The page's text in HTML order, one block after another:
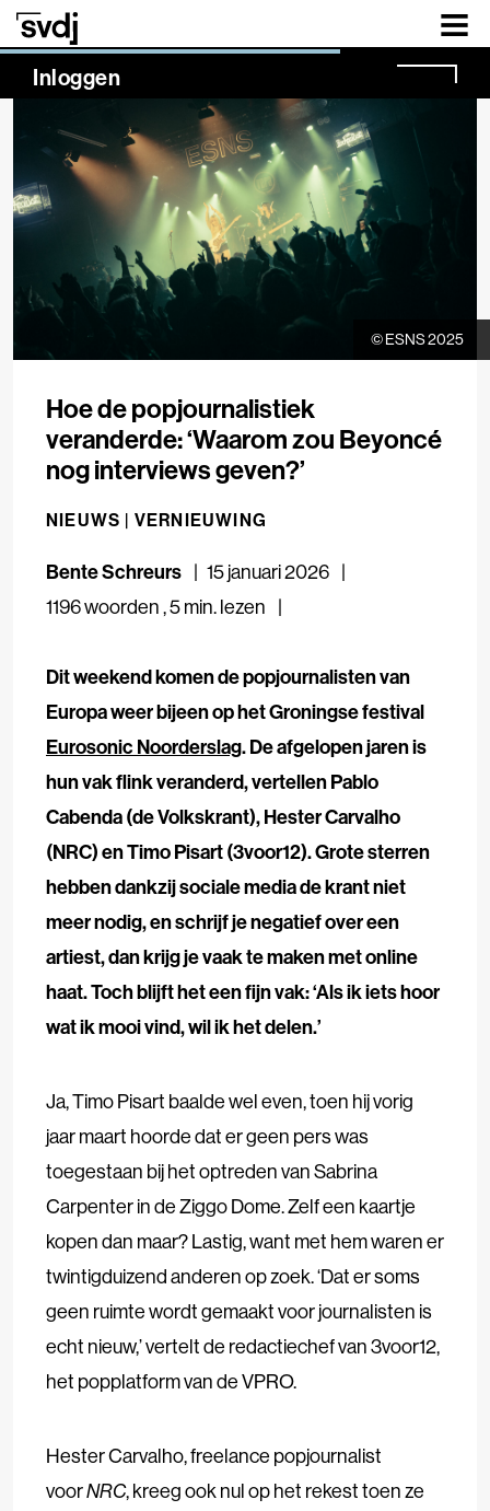
Naar hoofdinhoud
Inloggen
NaN%
© ESNS 2025
Hoe de popjournalistiek
veranderde: ‘Waarom zou Beyoncé
nog interviews geven?’
NIEUWS | VERNIEUWING
Bente Schreurs
15 januari 2026
1196 woorden,5 min. lezen
Dit weekend komen de popjournalisten van
Europa weer bijeen op het Groningse festival
Eurosonic Noorderslag. De afgelopen jaren is
hun vak flink veranderd, vertellen Pablo
Cabenda (de Volkskrant), Hester Carvalho
(NRC) en Timo Pisart (3voor12).Grote sterren
hebben dankzij sociale media de krant niet
meer nodig, en schrijf je negatief over een
artiest, dan krijg je vaak te maken met online
haat. Toch blijft het een fijn vak: ‘Als ik iets hoor
wat ik mooi vind, wil ik het delen.’
Ja, Timo Pisart baalde wel even, toen hij vorig
jaar maart hoorde dat er geen pers was
toegestaan bij het optreden van Sabrina
Carpenter in de Ziggo Dome. Zelf een kaartje
kopen dan maar? Lastig, want met hem waren er
twintigduizend anderen op zoek. ‘Dat er soms
geen ruimte wordt gemaakt voor journalisten is
echt nieuw,’ vertelt de redactiechef van 3voor12,
het popplatform van de VPRO.
Hester Carvalho, freelance popjournalist
voorNRC, kreeg ook nul op het rekest toen ze